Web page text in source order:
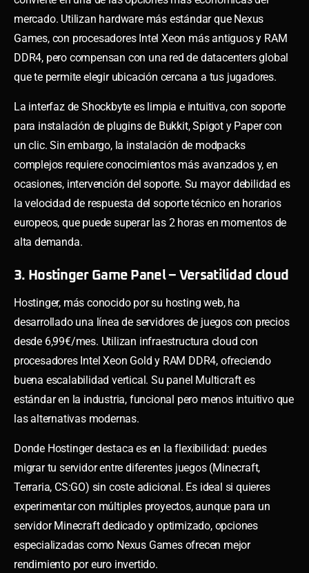
mercado. Utilizan hardware más estándar que Nexus
Games, con procesadores Intel Xeon más antiguos y RAM
DDR4, pero compensan con una red de datacenters global
que te permite elegir ubicación cercana a tus jugadores.
La interfaz de Shockbyte es limpia e intuitiva, con soporte
para instalación de plugins de Bukkit, Spigot y Paper con
un clic. Sin embargo, la instalación de modpacks
complejos requiere conocimientos más avanzados y, en
ocasiones, intervención del soporte. Su mayor debilidad es
la velocidad de respuesta del soporte técnico en horarios
europeos, que puede superar las 2 horas en momentos de
alta demanda.
3. Hostinger Game Panel – Versatilidad cloud
Hostinger, más conocido por su hosting web, ha
desarrollado una línea de servidores de juegos con precios
desde 6,99€/mes. Utilizan infraestructura cloud con
procesadores Intel Xeon Gold y RAM DDR4, ofreciendo
buena escalabilidad vertical. Su panel Multicraft es
estándar en la industria, funcional pero menos intuitivo que
las alternativas modernas.
Donde Hostinger destaca es en la flexibilidad: puedes
migrar tu servidor entre diferentes juegos (Minecraft,
Terraria, CS:GO) sin coste adicional. Es ideal si quieres
experimentar con múltiples proyectos, aunque para un
servidor Minecraft dedicado y optimizado, opciones
especializadas como Nexus Games ofrecen mejor
rendimiento por euro invertido.